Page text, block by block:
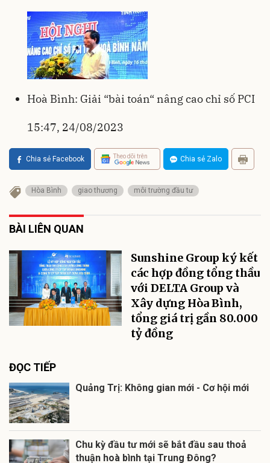
Hoà Bình: Giải “bài toán“ nâng cao chỉ số PCI
15:47, 24/08/2023
Chia sẻ Facebook Theo dõi trên Chia sẻ Zalo
Hòa Bình giao thương môi trường đầu tư
BÀI LIÊN QUAN
Sunshine Group ký kết
các hợp đồng tổng thầu
với DELTA Group và
Xây dựng Hòa Bình,
tổng giá trị gần 80.000
tỷ đồng
ĐỌC TIẾP
Quảng Trị: Không gian mới - Cơ hội mới
Chu kỳ đầu tư mới sẽ bắt đầu sau thoả
thuận hoà bình tại Trung Đông?